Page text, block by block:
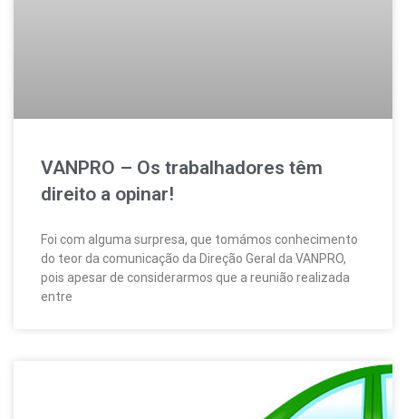
VANPRO – Os trabalhadores têm
direito a opinar!
Foi com alguma surpresa, que tomámos conhecimento
do teor da comunicação da Direção Geral da VANPRO,
pois apesar de considerarmos que a reunião realizada
entre